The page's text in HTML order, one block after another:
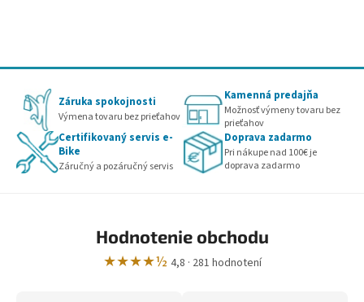
Záruka spokojnosti
Výmena tovaru bez prieťahov
Kamenná predajňa
Možnosť výmeny tovaru bez
prieťahov
Certifikovaný servis e-
Bike
Záručný a pozáručný servis
Doprava zadarmo
Pri nákupe nad 100€ je
doprava zadarmo
Hodnotenie obchodu
★★★★½ 4,8 · 281 hodnotení